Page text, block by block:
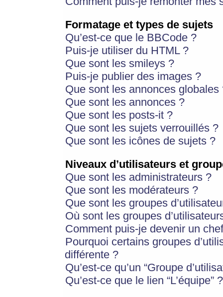
Formatage et types de sujets
Qu’est-ce que le BBCode ?
Puis-je utiliser du HTML ?
Que sont les smileys ?
Puis-je publier des images ?
Que sont les annonces globales
Que sont les annonces ?
Que sont les posts-it ?
Que sont les sujets verrouillés ?
Que sont les icônes de sujets ?
Niveaux d’utilisateurs et
Que sont les administrateurs ?
Que sont les modérateurs ?
Que sont les groupes
Où sont les groupes
Comment puis-je devenir un
Pourquoi certains groupes
différente ?
Qu’est-ce qu’un “Groupe
Qu’est-ce que le lien “L’équipe” ?